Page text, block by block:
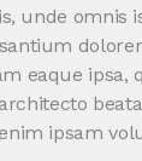
unde omnis
eaque ipsa,
ipsam